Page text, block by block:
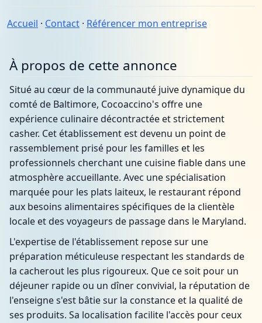
Accueil · Contact · Référencer mon entreprise
À propos de cette annonce
Situé au cœur de la communauté juive dynamique du
comté de Baltimore, Cocoaccino's offre une
expérience culinaire décontractée et strictement
casher. Cet établissement est devenu un point de
rassemblement prisé pour les familles et les
professionnels cherchant une cuisine fiable dans une
atmosphère accueillante. Avec une spécialisation
marquée pour les plats laiteux, le restaurant répond
aux besoins alimentaires spécifiques de la clientèle
locale et des voyageurs de passage dans le Maryland.
L'expertise de l'établissement repose sur une
préparation méticuleuse respectant les standards de
la cacherout les plus rigoureux. Que ce soit pour un
déjeuner rapide ou un dîner convivial, la réputation de
l'enseigne s'est bâtie sur la constance et la qualité de
ses produits. Sa localisation facilite l'accès pour ceux